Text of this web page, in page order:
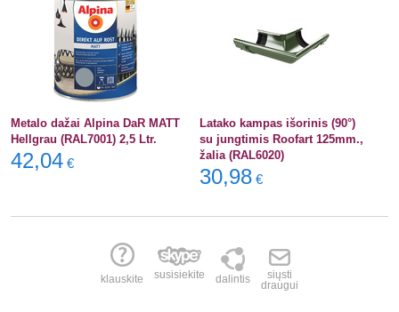
Metalo dažai Alpina DaR MATT
Hellgrau (RAL7001) 2,5 Ltr.
42,04 €
Latako kampas išorinis (90°)
su jungtimis Roofart 125mm.,
žalia (RAL6020)
30,98 €
klauskite susisiekite dalintis
siųsti
draugui